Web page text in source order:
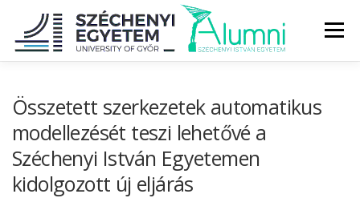
tartalomhoz
Menü
DIPLOMAÁTADÓ DIPLOMÁN TÚL
Összetett szerkezetek automatikus
modellezését teszi lehetővé a
Széchenyi István Egyetemen
kidolgozott új eljárás